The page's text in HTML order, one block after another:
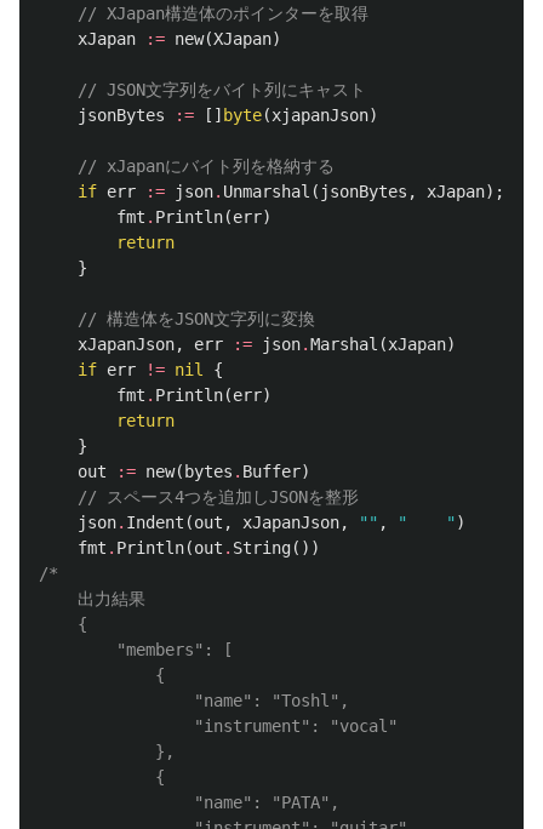
// XJapan構造体のポインターを取得
xJapan
:= new(XJapan)
// JSON文字列をバイト列にキャスト
jsonBytes
:= [] byte(xjapanJson)
// xJapanにバイト列を格納する
if err := json. Unmarshal ( jsonBytes , xJapan);
fmt . Println(err)
return
}
// 構造体をJSON文字列に変換
xJapanJson, err := json.Marshal (xJapan)
if err != nil
{
fmt . Println(err)
return
}
out
:= new( bytes . Buffer)
// スペース4つを追加しJSONを整形
json. Indent (out , xJapanJson, "" , "    " )
fmt . Println(out . String())
/*